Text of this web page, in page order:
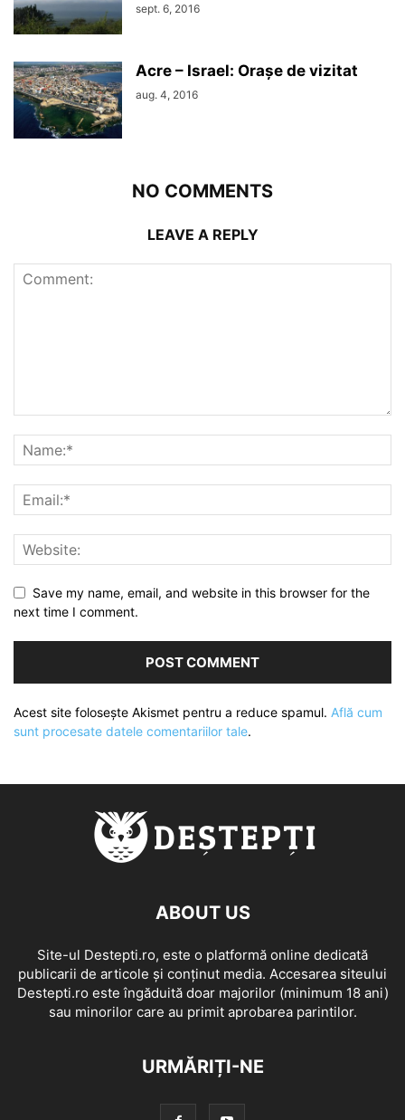
sept. 6, 2016
Acre – Israel: Orașe de vizitat
aug. 4, 2016
NO COMMENTS
LEAVE A REPLY
Save my name, email, and website in this browser for the
next time I comment.
Acest site folosește Akismet pentru a reduce spamul. Află cum
sunt procesate datele comentariilor tale.
ABOUT US
Site-ul Destepti.ro, este o platformă online dedicată
publicarii de articole și conținut media. Accesarea siteului
Destepti.ro este îngăduită doar majorilor (minimum 18 ani)
sau minorilor care au primit aprobarea parintilor.
URMĂRIȚI-NE